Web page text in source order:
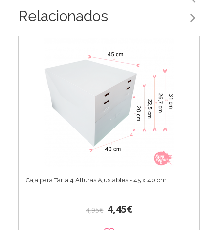
Relacionados
Caja para Tarta 4 Alturas Ajustables - 45 x 40 cm
4,95€ 4,45€